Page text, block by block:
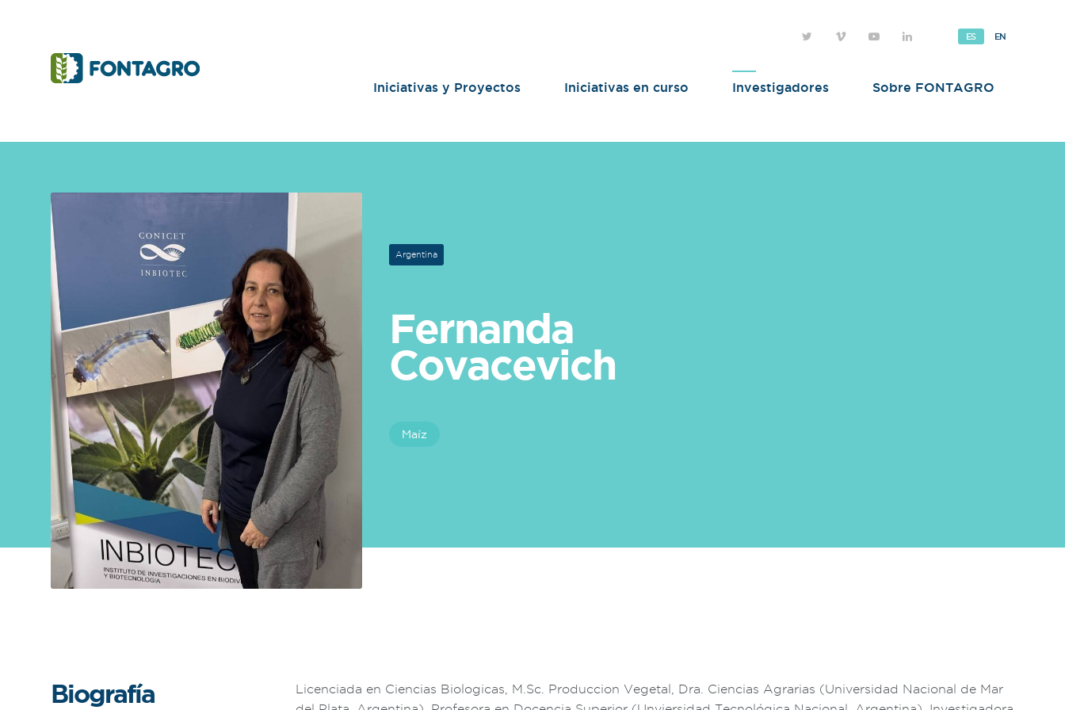
Sobre
FONTAGRO
FONTAGRO es un mecanismo de
cooperación único que fomenta la
inversión en innovación en el sector
agroalimentario de América Latina y El
Caribe, y promueve plataformas
regionales públicas y privadas. Sar
Conocer más
ES EN
Iniciativas y Proyectos Iniciativas en curso Investigadores Sobre FONTAGRO
Argentina
Fernanda
Covacevich
Maíz
Biografía
Licenciada en Ciencias Biologicas, M.Sc. Produccion Vegetal, Dra. Ciencias Agrarias (Universidad Nacional de Mar